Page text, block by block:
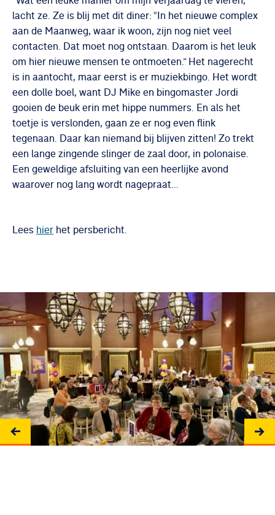
lacht ze. Ze is blij met dit diner: “In het nieuwe complex
aan de Maanweg, waar ik woon, zijn nog niet veel
contacten. Dat moet nog ontstaan. Daarom is het leuk
om hier nieuwe mensen te ontmoeten.” Het nagerecht
is in aantocht, maar eerst is er muziekbingo. Het wordt
een dolle boel, want DJ Mike en bingomaster Jordi
gooien de beuk erin met hippe nummers. En als het
toetje is verslonden, gaan ze er nog even flink
tegenaan. Daar kan niemand bij blijven zitten! Zo trekt
een lange zingende slinger de zaal door, in polonaise.
Een geweldige afsluiting van een heerlijke avond
waarover nog lang wordt nagepraat...
Lees hier het persbericht.
Deze inhoud kan niet worden
Wijzig cookie instellingen